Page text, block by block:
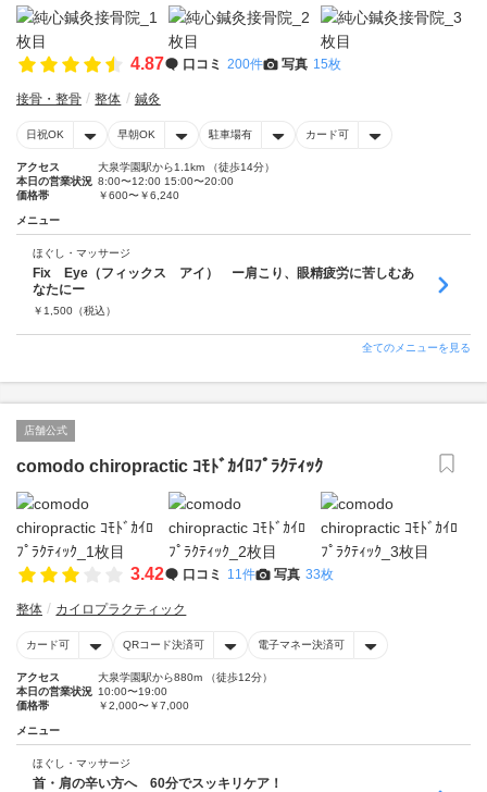
4.87 口コミ 200件 写真 15枚
接骨・整骨 整体 鍼灸
日祝OK 早朝OK 駐車場有 カード可
アクセス
大泉学園駅から1.1km （徒歩14分）
本日の営業状況 8:00〜12:00 15:00〜20:00
価格帯
￥600〜￥6,240
メニュー
ほぐし・マッサージ
Fix Eye（フィックス アイ） ー肩こり、眼精疲労に苦しむあ
なたにー
￥ 1,500 （税込）
全てのメニューを見る
店舗公式
comodo chiropractic ｺﾓﾄﾞｶｲﾛﾌﾟﾗｸﾃｨｯｸ
3.42 口コミ 11件 写真 33枚
整体 カイロプラクティック
カード可 QRコード決済可 電子マネー決済可
アクセス
大泉学園駅から880m （徒歩12分）
本日の営業状況 10:00〜19:00
価格帯
￥2,000〜￥7,000
メニュー
ほぐし・マッサージ
首・肩の辛い方へ 60分でスッキリケア！